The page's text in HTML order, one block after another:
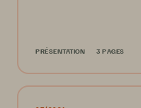
PRÉSENTATION 3 PAGES